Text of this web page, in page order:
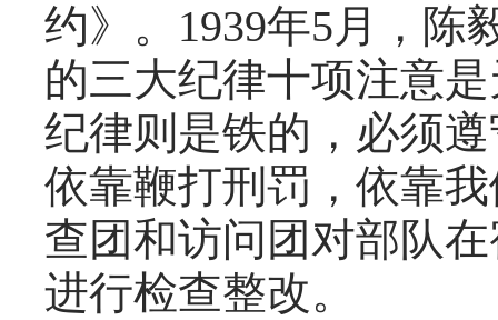
约》。1939年5月，陈
的三大纪律十项注意
纪律则是铁的，必须
依靠鞭打刑罚，依靠
查团和访问团对部队
进行检查整改。